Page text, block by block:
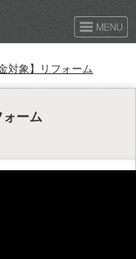
対象】リフォーム
ォーム